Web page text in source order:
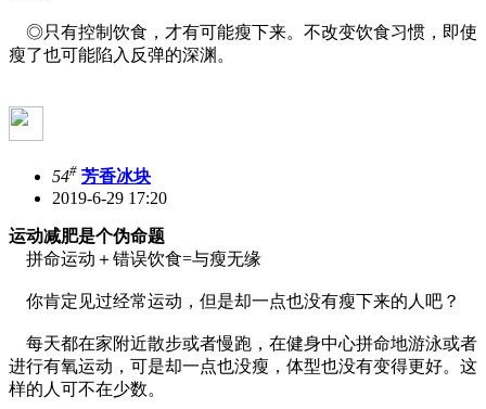
◎只有控制饮食，才有可能瘦下来。不改变饮食习惯，即使
瘦了也可能陷入反弹的深渊。
54# 芳香冰块
2019-6-29 17:20
运动减肥是个伪命题
拼命运动＋错误饮食=与瘦无缘
你肯定见过经常运动，但是却一点也没有瘦下来的人吧？
每天都在家附近散步或者慢跑，在健身中心拼命地游泳或者
进行有氧运动，可是却一点也没瘦，体型也没有变得更好。这
样的人可不在少数。